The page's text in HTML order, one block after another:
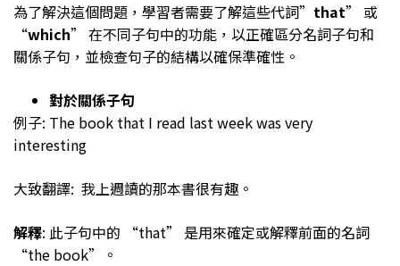
為了解決這個問題，學習者需要了解這些代詞” that” 或
“which” 在不同子句中的功能，以正確區分名詞子句和
關係子句，並檢查句子的結構以確保準確性。
對於關係子句
例子: The book that I read last week was very
interesting
大致翻譯: 我上週讀的那本書很有趣。
解釋: 此子句中的 “that” 是用來確定或解釋前面的名詞
“the book”。